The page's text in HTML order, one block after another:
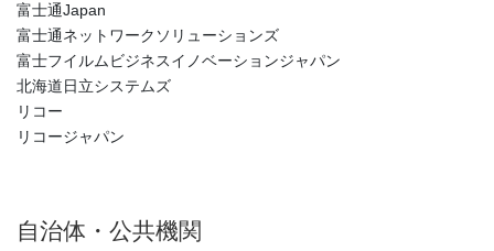
富士通Japan
富士通ネットワークソリューションズ
富士フイルムビジネスイノベーションジャパン
北海道日立システムズ
リコー
リコージャパン
自治体・公共機関